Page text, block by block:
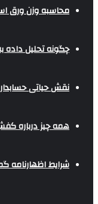
محاسبه وزن ورق
چگونه تحلیل
نقش حیاتی
همه چیز درباره
شرایط اظهارنامه